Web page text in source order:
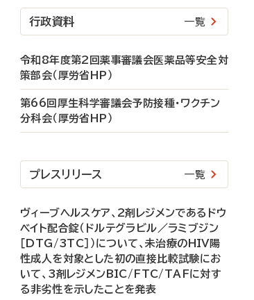
行政資料 一覧
令和8年度第2回薬事審議会医薬品等安全対
策部会（厚労省HP）
第66回厚生科学審議会予防接種・ワクチン
分科会（厚労省HP）
プレスリリース 一覧
ヴィーブヘルスケア、2剤レジメンであるドウ
ベイト配合錠（ドルテグラビル／ラミブジン
［DTG/3TC］）について、未治療のHIV陽
性成人を対象とした初の直接比較試験にお
いて、3剤レジメンBIC/FTC/TAFに対す
る非劣性を示したことを発表